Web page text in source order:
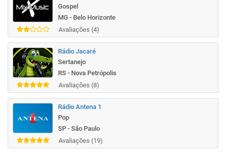
Gospel
MG - Belo Horizonte
Avaliações (4)
Rádio Jacaré
Sertanejo
RS - Nova Petrópolis
Avaliações (8)
Rádio Antena 1
Pop
SP - São Paulo
Avaliações (19)